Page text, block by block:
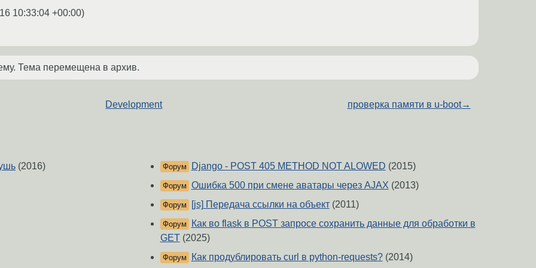
10:33:04 +00:00)
Тема перемещена в архив.
Development проверка памяти в u-boot→
(2016) Форум Django - POST 405 METHOD NOT ALOWED (2015)
Форум Ошибка 500 при смене аватары через AJAX (2013)
Форум [js] Передача ссылки на объект(2011)
Форум
Как во flask в POST запросе сохранить данные для обработки в
GET (2025)
Форум Как продублировать curl в python-requests?(2014)